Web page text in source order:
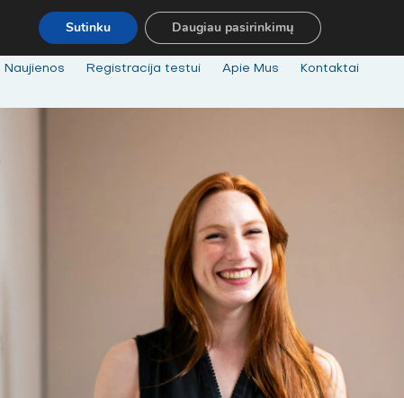
NERADAI NORIMŲ MOKYMŲ - SUSISIEK! MOB. TEL.
Naujienos Registracija testui Apie Mus Kontaktai
Sutinku Daugiau pasirinkimų